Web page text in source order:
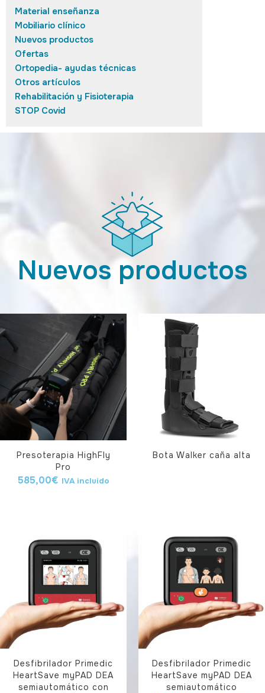
Material enseñanza
Mobiliario clínico
Nuevos productos
Ofertas
Ortopedia- ayudas técnicas
Otros artículos
Rehabilitación y Fisioterapia
STOP Covid
Nuevos productos
Presoterapia HighFly
Pro
585,00€ IVA incluido
Bota Walker caña alta
Desfibrilador Primedic
HeartSave myPAD DEA
semiautomático con
Desfibrilador Primedic
HeartSave myPAD DEA
semiautomático